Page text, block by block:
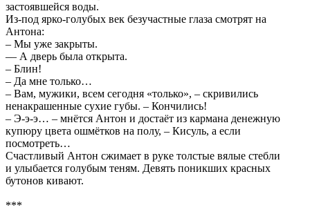
застоявшейся воды.
Из-под ярко-голубых век безучастные глаза смотрят на
Антона:
– Мы уже закрыты.
–– А дверь была открыта.
– Блин!
– Да мне только…
– Вам, мужики, всем сегодня «только», – скривились
ненакрашенные сухие губы. – Кончились!
– Э-э-э… – мнётся Антон и достаёт из кармана денежную
купюру цвета ошмётков на полу, – Кисуль, а если
посмотреть…
Счастливый Антон сжимает в руке толстые вялые стебли
и улыбается голубым теням. Девять поникших красных
бутонов кивают.
***